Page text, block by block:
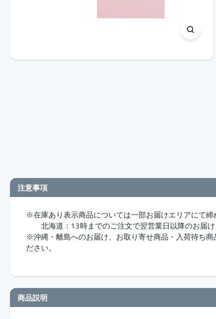
注意事項
※在庫あり表示商品については一部お届けエリアにて締
北海道：13時までのご注文で翌営業日以降のお届け
※沖縄・離島へのお届け、お取り寄せ商品・入荷待ち
ださい。
商品説明